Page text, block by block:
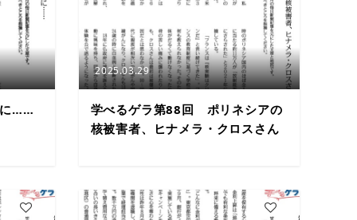
に……
2025.03.29
学べるゲラ第88回 ポリネシアの
核被害者、ヒナメラ・クロスさん